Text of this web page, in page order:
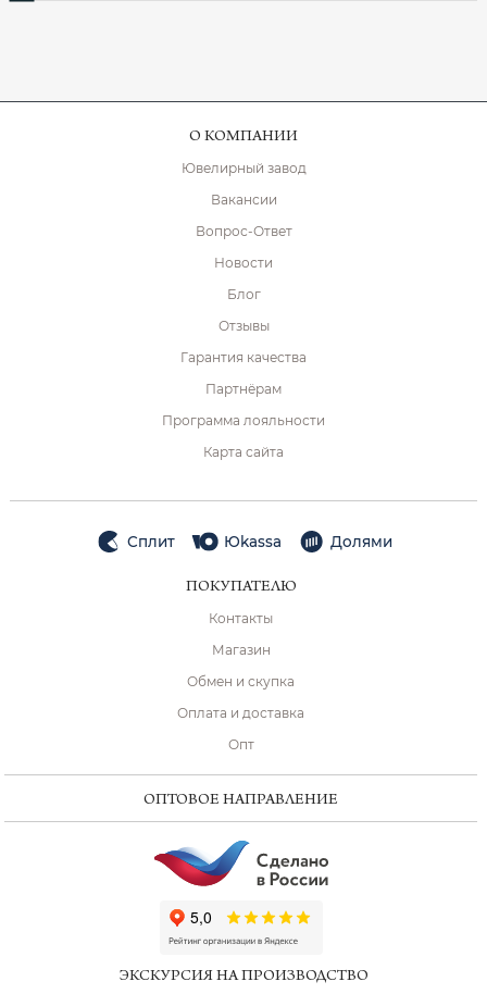
О КОМПАНИИ
Ювелирный завод
Вакансии
Вопрос-Ответ
Новости
Блог
Отзывы
Гарантия качества
Партнёрам
Программа лояльности
Карта сайта
Сплит Юkassa Долями
ПОКУПАТЕЛЮ
Контакты
Магазин
Обмен и скупка
Оплата и доставка
Опт
ОПТОВОЕ НАПРАВЛЕНИЕ
ЭКСКУРСИЯ НА ПРОИЗВОДСТВО